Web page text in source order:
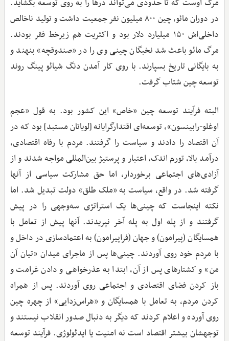
مرگ اوست که تا حدودی می‌تواند درها را به روی توسعه بگشاید.
در دوران مائو، چین ۸۰۰ میلیون نفر جمعیت داشت و تولید ناخالص
داخلی‌اش ۱۵۰ میلیارد دلار بود و اکثریت هم زیرخط فقر بودند.
مرگ مائو باعث شد نخبگان چینی وی را در «صندوقچه» بنهند و
به بایگانی تاریخ بسپارند. با روی کار آمدن دنگ شیائو پینگ روند
توسعه چین شتاب گرفت.
البته فرآیند توسعه چین «خاص» این کشور بود. به قول «عجم
اوغلو-رابینسون»، توسعه‌ای اقتدارگرایانه [لویاتان مستبد] بود که در
آن اقتصاد را دادند و سیاست را گرفتند. مردم با رفاه اقتصادی،
درآمد بالا، تورم اندک، اعتبار و پرستیژ بین‌المللی مواجه شدند و از
آزادی‌های اجتماعی برخوردار، اما حق مشارکت سیاسی از آنها
گرفته شد. در واقع، سیاست به «ملک طلق» دولت تبدیل شد. اما
نکته اینجاست که چینی‌ها یک استراتژی سه‌وجهی را در پیش
گرفتند و از پله اول به پله آخر نپریدند. آنها پیش از تعامل با
همسایگان (پیرامون) و جهان (فراپیرامون) به اعتمادسازی در داخل و
با مردم خود روی آوردند. چینی‌ها پس از ماجرای میدان «تیان آن
من» و کشتارهای پس‌ از آن، ابتدا به عذرخواهی و دادن غرامت و
باز کردن فضای اقتصادی و اجتماعی روی آوردند. پس از همراه
کردن مردم، به تعامل با همسایگان و «هراس‌زدایی» از چهره چین
روی آورده و اعلام کردند که دیگر به دنبال صدور انقلاب نیستند و
توجهشان بیشتر اقتصاد است نه امنیت یا ایدئولوژی. فرآیند توسعه